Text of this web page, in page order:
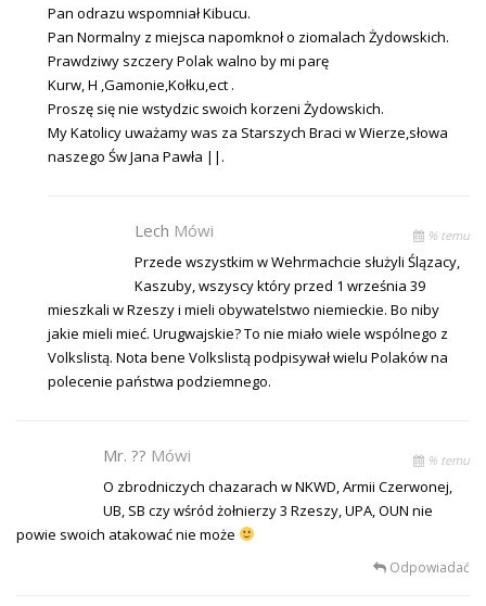
Pan odrazu wspomniał Kibucu.
Pan Normalny z miejsca napomknoł o ziomalach Żydowskich.
Prawdziwy szczery Polak walno by mi parę
Kurw, H ,Gamonie,Kołku,ect .
Proszę się nie wstydzic swoich korzeni Żydowskich.
My Katolicy uważamy was za Starszych Braci w Wierze,słowa
naszego Św Jana Pawła ||.
Lech Mówi % temu
Przede wszystkim w Wehrmachcie służyli Ślązacy,
Kaszuby, wszyscy który przed 1 września 39
mieszkali w Rzeszy i mieli obywatelstwo niemieckie. Bo niby
jakie mieli mieć. Urugwajskie? To nie miało wiele wspólnego z
Volkslistą. Nota bene Volkslistą podpisywał wielu Polaków na
polecenie państwa podziemnego.
Mr. ?? Mówi % temu
O zbrodniczych chazarach w NKWD, Armii Czerwonej,
UB, SB czy wśród żołnierzy 3 Rzeszy, UPA, OUN nie
powie swoich atakować nie może
Odpowiadać